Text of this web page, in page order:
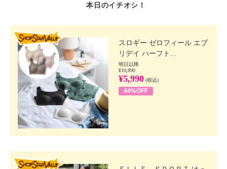
本日のイチオシ！
スロギー ゼロフィール エブ
リデイ ハーフト...
明日以降
¥10,890
¥5,990 (税込)
44%OFF